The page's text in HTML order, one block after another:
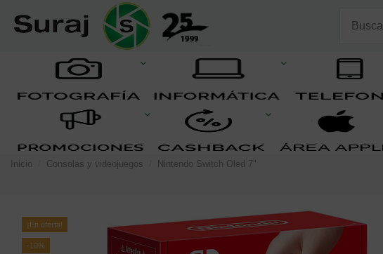
Inicio Consolas y videojuegos Nintendo Switch Oled 7"
¡En oferta!
-10%